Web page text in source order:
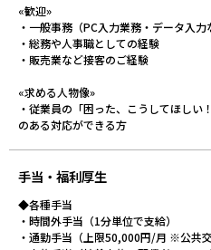
«歓迎»
・一般事務（PC入力業務・データ入
・総務や人事職としての経験
・販売業など接客のご経験
«求める人物像»
・従業員の「困った、こうしてほしい
のある対応ができる方
手当・福利厚生
◆各種手当
・時間外手当（1分単位で支給）
・通勤手当（上限50,000円/月 ※公共